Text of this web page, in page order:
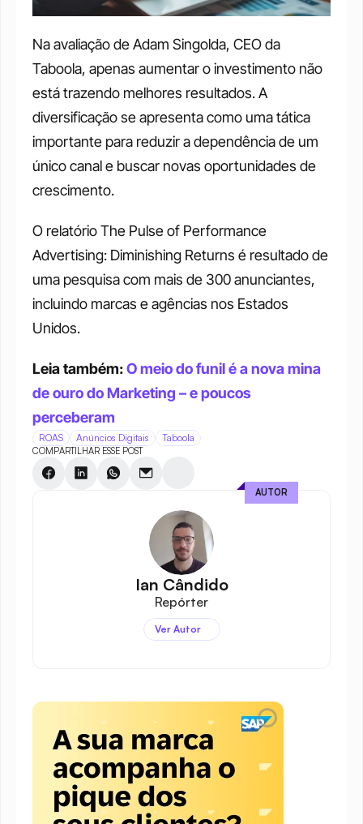
Na avaliação de Adam Singolda, CEO da
Taboola, apenas aumentar o investimento não
está trazendo melhores resultados. A
diversificação se apresenta como uma tática
importante para reduzir a dependência de um
único canal e buscar novas oportunidades de
crescimento.
O relatório The Pulse of Performance
Advertising: Diminishing Returns é resultado de
uma pesquisa com mais de 300 anunciantes,
incluindo marcas e agências nos Estados
Unidos.
Leia também: O meio do funil é a nova mina
de ouro do Marketing – e poucos
perceberam
ROAS Anúncios Digitais Taboola
COMPARTILHAR ESSE POST
Ian Cândido
Repórter
Ver Autor
AUTOR